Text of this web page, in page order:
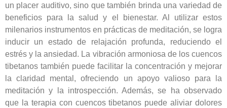
un placer auditivo, sino que también brinda una variedad de
beneficios para la salud y el bienestar. Al utilizar estos
milenarios instrumentos en prácticas de meditación, se logra
inducir un estado de relajación profunda, reduciendo el
estrés y la ansiedad. La vibración armoniosa de los cuencos
tibetanos también puede facilitar la concentración y mejorar
la claridad mental, ofreciendo un apoyo valioso para la
meditación y la introspección. Además, se ha observado
que la terapia con cuencos tibetanos puede aliviar dolores